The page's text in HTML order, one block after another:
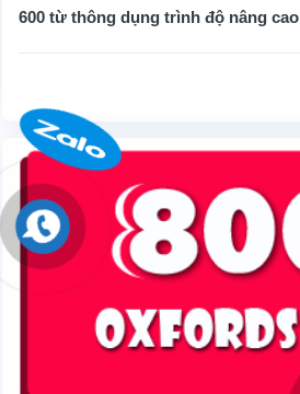
600 từ thông dụng trình độ nâng cao